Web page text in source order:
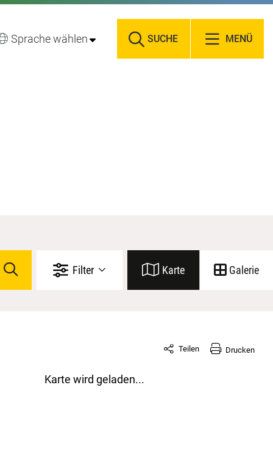
Sprache wählen SUCHE MENÜ
Filter Karte Galerie
Teilen Drucken
Karte wird geladen...